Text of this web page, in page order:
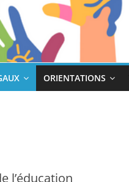
ORIENTATIONS
l’éducation